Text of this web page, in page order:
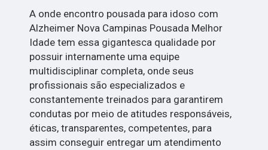
A onde encontro pousada para idoso com
Alzheimer Nova Campinas Pousada Melhor
Idade tem essa gigantesca qualidade por
possuir internamente uma equipe
multidisciplinar completa, onde seus
profissionais são especializados e
constantemente treinados para garantirem
condutas por meio de atitudes responsáveis,
éticas, transparentes, competentes, para
assim conseguir entregar um atendimento